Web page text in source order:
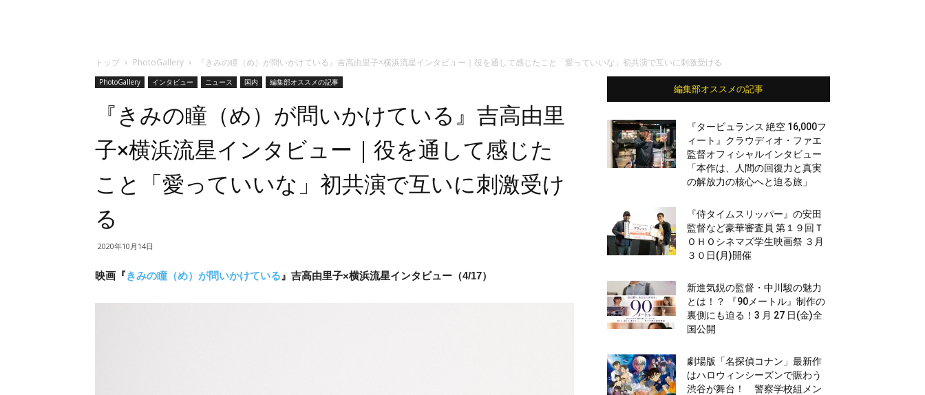
トップ PhotoGallery 『きみの瞳（め）が問いかけている』吉高由里子×横浜流星インタビュー｜役を通して感じたこと「愛っていいな」初共演で互いに刺激受ける
PhotoGallery インタビュー ニュース 国内 編集部オススメの記事
『きみの瞳（め）が問いかけている』吉高由里
子×横浜流星インタビュー｜役を通して感じた
こと「愛っていいな」初共演で互いに刺激受け
る
2020年10月14日
映画『きみの瞳（め）が問いかけている 』吉高由里子×横浜流星インタビュー（4/17）
編集部オススメの記事
『タービュランス 絶空 16,000フ
ィート』クラウディオ・ファエ
監督オフィシャルインタビュー
「本作は、人間の回復力と真実
の解放力の核心へと迫る旅」
『侍タイムスリッパー』の安田
監督など豪華審査員 第１９回Ｔ
ＯＨＯシネマズ学生映画祭 ３月
３０日(月)開催
新進気鋭の監督・中川駿の魅力
とは！？ 『90メートル』制作の
裏側にも迫る！3 月 27 日(金)全
国公開
劇場版「名探偵コナン」最新作
はハロウィンシーズンで賑わう
渋谷が舞台！ 警察学校組メン